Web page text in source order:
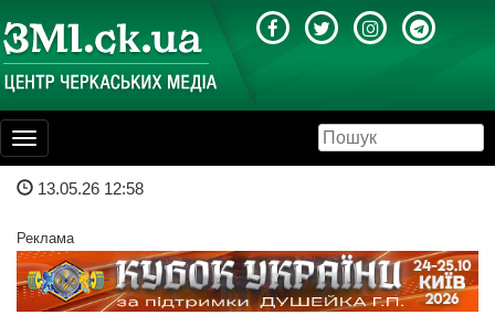
Toggle
navigation
13.05.26 12:58
Реклама